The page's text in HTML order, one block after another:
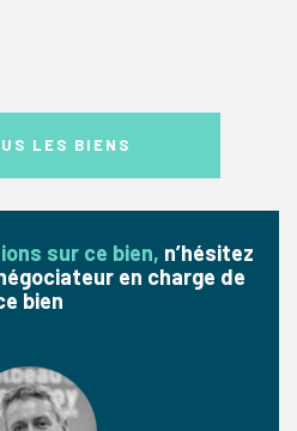
LES BIENS
sur ce bien, n’hésitez
en charge de
bien